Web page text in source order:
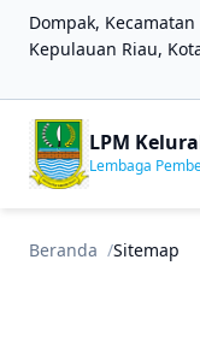
Dompak,
Kepulauan Riau,
LPM
Lembaga
Beranda Sitemap